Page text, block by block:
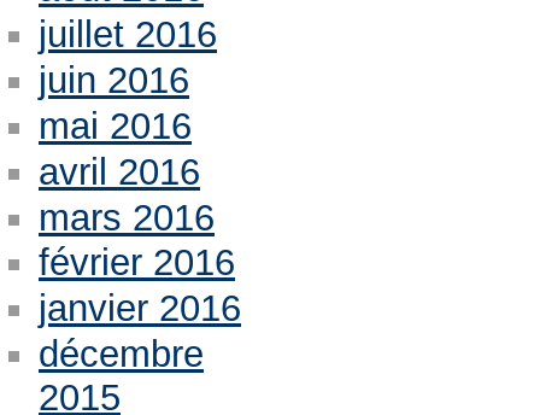
juillet 2016
juin 2016
mai 2016
avril 2016
mars 2016
février 2016
janvier 2016
décembre
2015